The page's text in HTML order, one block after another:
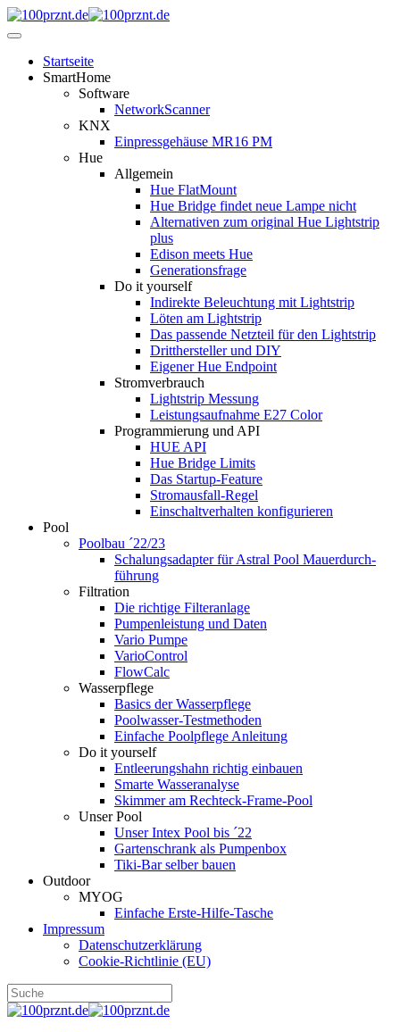
Startseite
SmartHome
Software
NetworkScanner
KNX
Einpressgehäuse MR16 PM
Hue
Allgemein
Hue FlatMount
Hue Bridge findet neue Lampe nicht
Alternativen zum original Hue Lightstrip
plus
Edison meets Hue
Generationsfrage
Do it yourself
Indirekte Beleuchtung mit Lightstrip
Löten am Lightstrip
Das passende Netzteil für den Lightstrip
Dritthersteller und DIY
Eigener Hue Endpoint
Stromverbrauch
Lightstrip Messung
Leistungsaufnahme E27 Color
Programmierung und API
HUE API
Hue Bridge Limits
Das Startup-Feature
Stromausfall-Regel
Einschaltverhalten konfigurieren
Pool
Poolbau ´22/23
Schalungs­adapter für Astral Pool Mauer­durch­
führung
Filtration
Die richtige Filter­anlage
Pumpenleistung und Daten
Vario Pumpe
Vario­Control
FlowCalc
Wasserpflege
Basics der Wasserpflege
Poolwasser-Testmethoden
Einfache Poolpflege Anleitung
Do it yourself
Ent­leerungs­hahn richtig einbauen
Smarte Wasseranalyse
Skimmer am Rechteck-Frame-Pool
Unser Pool
Unser Intex Pool bis ´22
Gartenschrank als Pumpenbox
Tiki-Bar selber bauen
Outdoor
MYOG
Einfache Erste-Hilfe-Tasche
Impressum
Datenschutzerklärung
Cookie-Richtlinie (EU)